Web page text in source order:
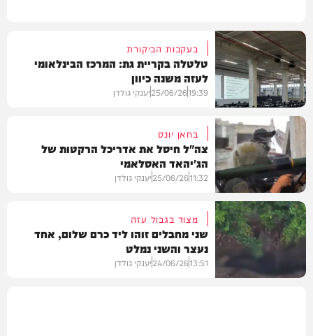
חדשות
בעקבות הביקורת
טלטלה בקריית גת: המרכז הבינלאומי
לעזה משנה כיוון
19:39
25/06/26יענקי גולדן
חדשות
בחאן יונס
צה"ל חיסל את אדריכל הרקטות של
הג'יהאד האסלאמי
11:32
25/06/26יענקי גולדן
מצוד בגבול עזה
שני מחבלים זוהו ליד כרם שלום, אחד
נעצר והשני נמלט
13:51
24/06/26יענקי גולדן